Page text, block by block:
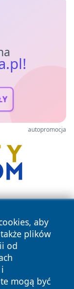
autopromocja
aby
także plików
od
mogą być
prawa